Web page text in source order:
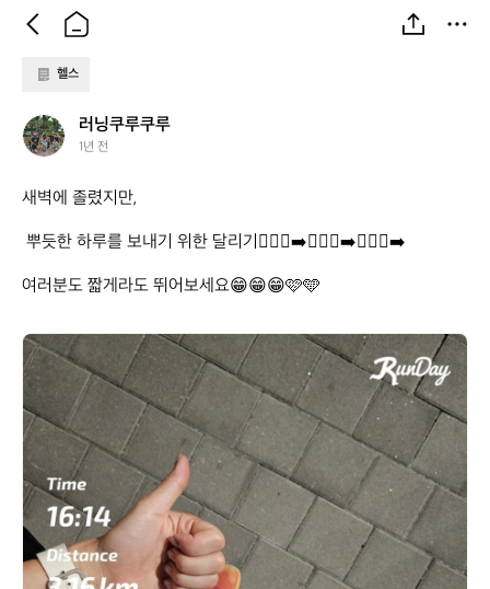
헬스
러
닝
루
쿠
루
러닝쿠루쿠루
1년 전
새벽에 졸렸지만,
여러분도 짧게라도 뛰어보세요😁😁😁🩷🩵
러
닝
쿠
루
쿠
루